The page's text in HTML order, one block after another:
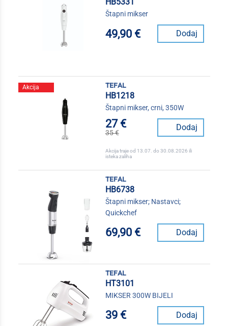
Štapni mikser
49,90 € Dodaj
Akcija
tefal
HB1218
Štapni mikser, crni, 350W
27 €
35 €
Dodaj
Akcija traje od 13.07. do 30.08.2026 ili
isteka zaliha
tefal
HB6738
Štapni mikser; Nastavci;
Quickchef
69,90 € Dodaj
tefal
HT3101
MIKSER 300W BIJELI
39 € Dodaj